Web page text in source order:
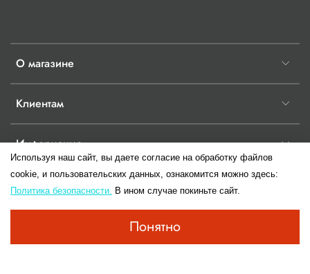
О магазине
Клиентам
Информация
© 2017-2026 Любое использование контента без письменного разрешения
запрещено.Информация сайта не является публичной офертой до момента
Используя наш сайт, вы даете согласие на обработку файлов
cookie, и пользовательских данных, ознакомится можно здесь:
Политика безопасности. В ином случае покиньте сайт.
Понятно